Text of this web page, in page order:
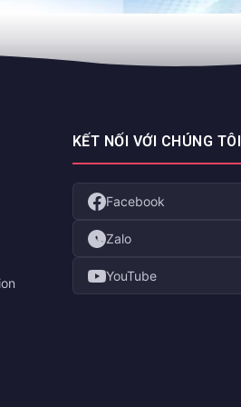
KẾT NỐI VỚI CHÚNG TÔI
Facebook
Zalo
YouTube